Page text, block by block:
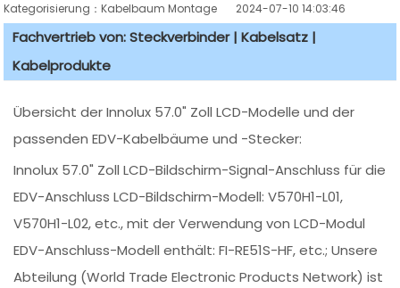
Kategorisierung：Kabelbaum Montage 2024-07-10 14:03:46
Fachvertrieb von: Steckverbinder | Kabelsatz |
Kabelprodukte
Übersicht der Innolux 57.0" Zoll LCD-Modelle und der
passenden EDV-Kabelbäume und -Stecker:
Innolux 57.0" Zoll LCD-Bildschirm-Signal-Anschluss für die
EDV-Anschluss LCD-Bildschirm-Modell: V570H1-L01,
V570H1-L02, etc., mit der Verwendung von LCD-Modul
EDV-Anschluss-Modell enthält: FI-RE51S-HF, etc.; Unsere
Abteilung (World Trade Electronic Products Network) ist